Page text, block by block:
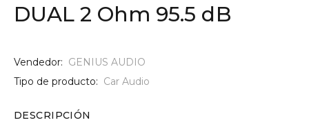
DUAL 2 Ohm 95.5 dB
Vendedor: GENIUS AUDIO
Tipo de producto: Car Audio
DESCRIPCIÓN